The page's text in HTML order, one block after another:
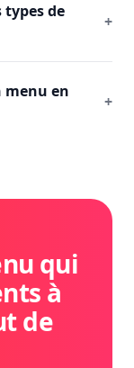
de
+
menu en
+
qui
à
de